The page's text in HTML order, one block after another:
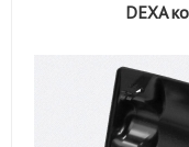
DEXA